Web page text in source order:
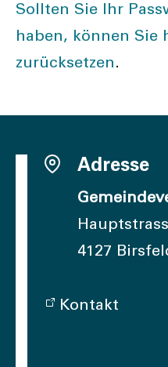
Sollten Sie Ihr
haben, können Sie
zurücksetzen .
Adresse
4127
Kontakt